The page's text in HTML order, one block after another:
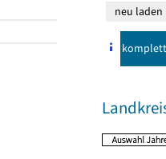
komplett